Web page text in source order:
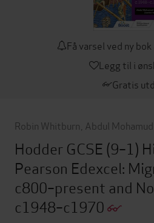
Få varsel ved ny
Legg til i
Gratis
Robin Whitburn Abdul Mohamud
Hodder GCSE (9–1)
Pearson Edexcel:
c800–present and
c1948–c1970